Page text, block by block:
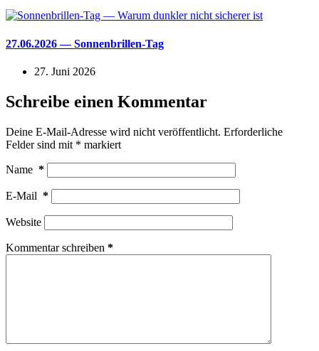
27.06.2026 — Sonnenbrillen-Tag
27. Juni 2026
Schreibe einen Kommentar
Deine E-Mail-Adresse wird nicht veröffentlicht. Erforderliche
Felder sind mit * markiert
Name *
E-Mail *
Website
Kommentar schreiben *